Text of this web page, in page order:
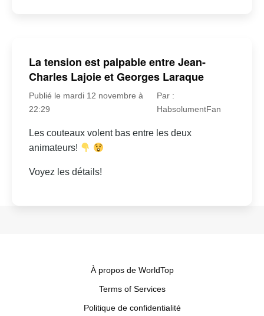
La tension est palpable entre Jean-
Charles Lajoie et Georges Laraque
Publié le mardi 12 novembre à
22:29
Par :
HabsolumentFan
Les couteaux volent bas entre les deux
animateurs!
Voyez les détails!
À propos de WorldTop
Terms of Services
Politique de confidentialité